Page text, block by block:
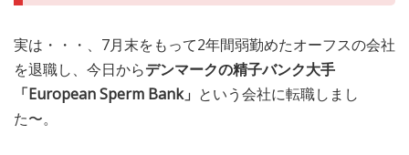
ABOUT US- サイトについて
実は・・・、7月末をもって2年間弱勤めたオーフスの会社
を退職し、今日からデンマークの精子バンク大手
「European Sperm Bank」 という会社に転職しまし
た〜。